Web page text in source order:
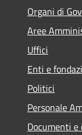
Organi di
Aree
Uffici
Enti e
Politici
Personale
Documenti e